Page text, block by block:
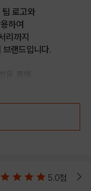
로고와
하여
리까지
브랜드입니다.
5.0점